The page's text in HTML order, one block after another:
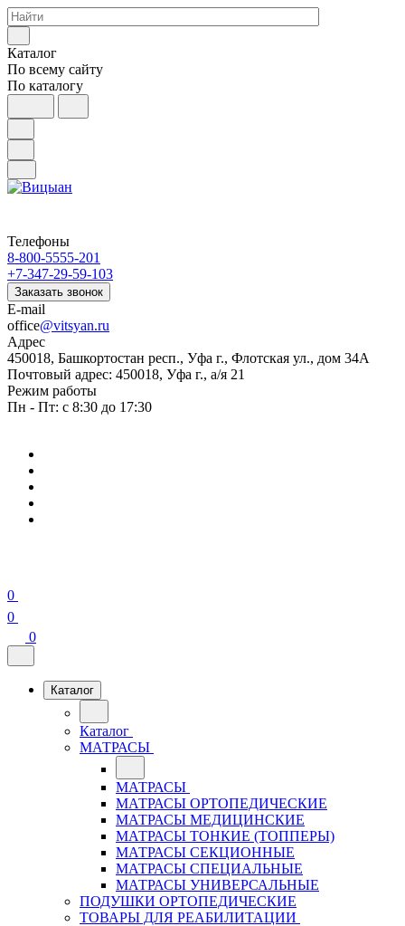
Каталог
По всему сайту
По каталогу
Телефоны
8-800-5555-201
+7-347-29-59-103
Заказать звонок
E-mail
office@vitsyan.ru
Адрес
450018, Башкортостан респ., Уфа г., Флотская ул., дом 34А
Почтовый адрес: 450018, Уфа г., а/я 21
Режим работы
Пн - Пт: с 8:30 до 17:30
0
0
0
Каталог
Каталог
МАТРАСЫ
МАТРАСЫ
МАТРАСЫ ОРТОПЕДИЧЕСКИЕ
МАТРАСЫ МЕДИЦИНСКИЕ
МАТРАСЫ ТОНКИЕ (ТОППЕРЫ)
МАТРАСЫ СЕКЦИОННЫЕ
МАТРАСЫ СПЕЦИАЛЬНЫЕ
МАТРАСЫ УНИВЕРСАЛЬНЫЕ
ПОДУШКИ ОРТОПЕДИЧЕСКИЕ
ТОВАРЫ ДЛЯ РЕАБИЛИТАЦИИ